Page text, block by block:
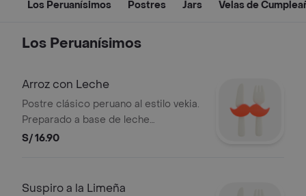
Los Peruanísimos Postres Jars Velas de
Los Peruanísimos
Arroz con Leche
Postre clásico peruano al estilo vekia.
Preparado a base de leche
evaporada, leche condensada y
S/ 16.90
Suspiro a la Limeña